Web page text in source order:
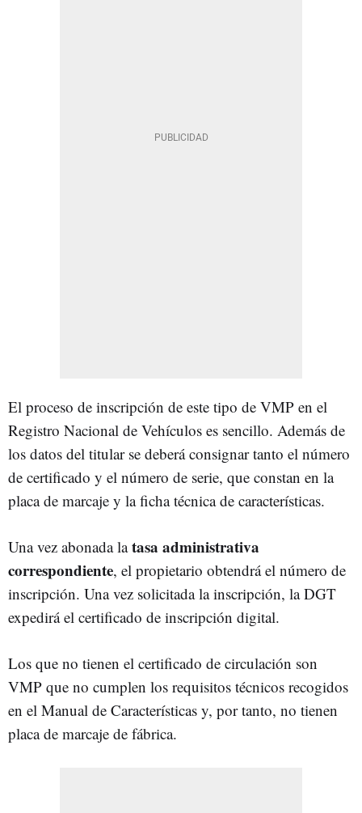
El proceso de inscripción de este tipo de VMP en el
Registro Nacional de Vehículos es sencillo. Además de
los datos del titular se deberá consignar tanto el número
de certificado y el número de serie, que constan en la
placa de marcaje y la ficha técnica de características.
Una vez abonada latasa administrativa
correspondiente, el propietario obtendrá el número de
inscripción. Una vez solicitada la inscripción, la DGT
expedirá el certificado de inscripción digital.
Los que no tienen el certificado de circulación son
VMP que no cumplen los requisitos técnicos recogidos
en el Manual de Características y, por tanto, no tienen
placa de marcaje de fábrica.